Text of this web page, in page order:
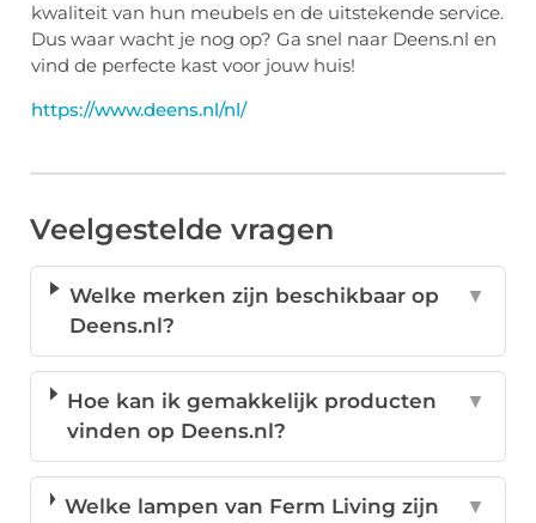
kwaliteit van hun meubels en de uitstekende service.
Dus waar wacht je nog op? Ga snel naar Deens.nl en
vind de perfecte kast voor jouw huis!
https://www.deens.nl/nl/
Veelgestelde vragen
Welke merken zijn beschikbaar op
Deens.nl?
▼
Hoe kan ik gemakkelijk producten
vinden op Deens.nl?
▼
Welke lampen van Ferm Living zijn
▼